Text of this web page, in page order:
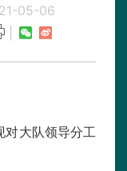
05-06
对大队领导分工